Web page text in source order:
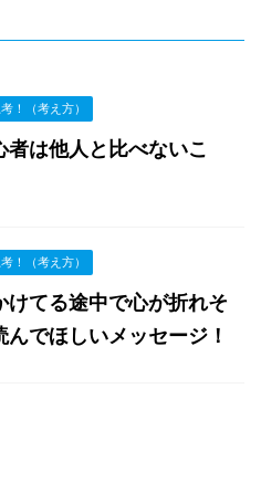
！（考え方）
者は他人と比べないこ
！（考え方）
けてる途中で心が折れそ
んでほしいメッセージ！